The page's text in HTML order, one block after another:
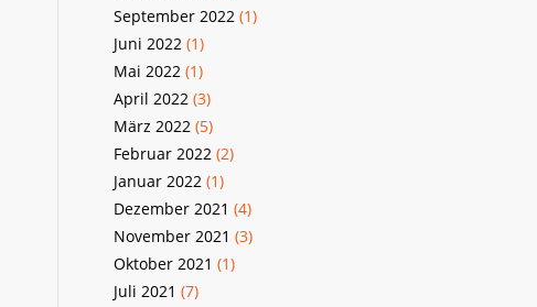
September 2022(1)
Juni 2022(1)
Mai 2022(1)
April 2022(3)
März 2022(5)
Februar 2022(2)
Januar 2022(1)
Dezember 2021 (4)
November 2021 (3)
Oktober 2021 (1)
Juli 2021 (7)